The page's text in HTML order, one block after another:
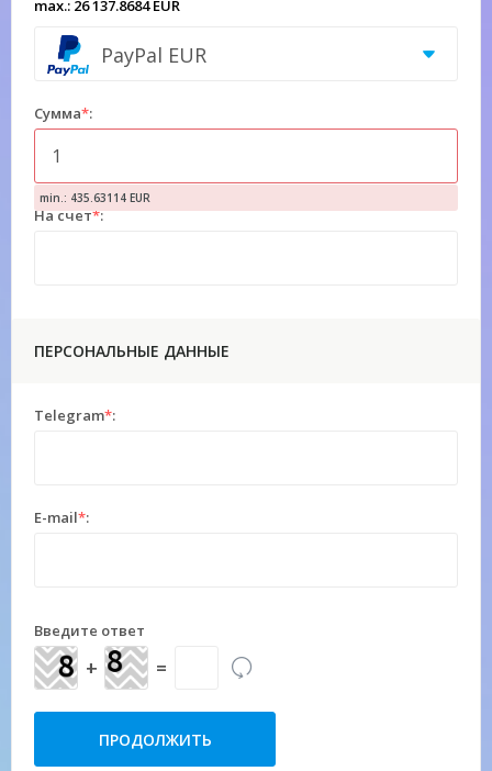
max.: 26 137.8684 EUR
PayPal EUR
Сумма*:
min.: 435.63114 EUR
На счет*:
ПЕРСОНАЛЬНЫЕ ДАННЫЕ
Telegram*:
E-mail*:
Введите ответ
+ =